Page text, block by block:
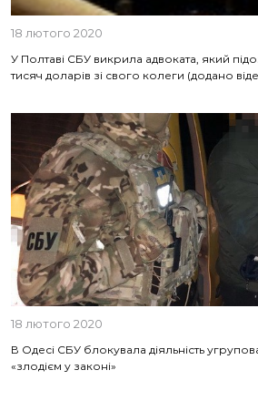
18 лютого 2020
У Полтаві СБУ викрила адвоката, який
тисяч доларів зі свого колеги (додано
18 лютого 2020
В Одесі СБУ блокувала діяльність
«злодієм у законі»